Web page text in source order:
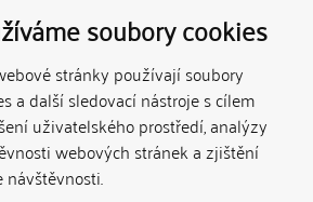
soubory cookies
stránky používají soubory
a další sledovací nástroje s cílem
uživatelského prostředí, analýzy
webových stránek a zjištění
návštěvnosti.
použity k
vydávány
jinou
než autora.
shall not
results of
other